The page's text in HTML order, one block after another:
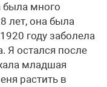
была много
лет, она была
году заболела
остался после
младшая
растить в